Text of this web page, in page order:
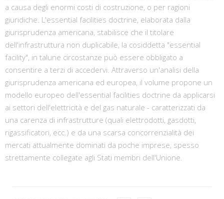
a causa degli enormi costi di costruzione, o per ragioni
giuridiche. L'essential facilities doctrine, elaborata dalla
giurisprudenza americana, stabilisce che il titolare
dell'infrastruttura non duplicabile, la cosiddetta "essential
facility", in talune circostanze può essere obbligato a
consentire a terzi di accedervi. Attraverso un'analisi della
giurisprudenza americana ed europea, il volume propone un
modello europeo dell'essential facilities doctrine da applicarsi
ai settori dell'elettricità e del gas naturale - caratterizzati da
una carenza di infrastrutture (quali elettrodotti, gasdotti,
rigassificatori, ecc.) e da una scarsa concorrenzialità dei
mercati attualmente dominati da poche imprese, spesso
strettamente collegate agli Stati membri dell'Unione.